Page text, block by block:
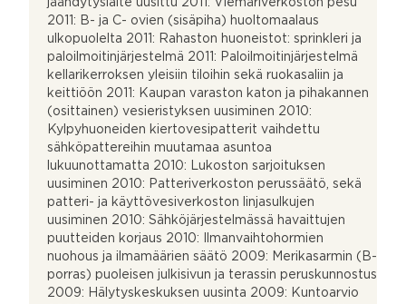
jäähdytyslaite uusittu 2011: Viemäriverkoston pesu
2011: B- ja C- ovien (sisäpiha) huoltomaalaus
ulkopuolelta 2011: Rahaston huoneistot: sprinkleri ja
paloilmoitinjärjestelmä 2011: Paloilmoitinjärjestelmä
kellarikerroksen yleisiin tiloihin sekä ruokasaliin ja
keittiöön 2011: Kaupan varaston katon ja pihakannen
(osittainen) vesieristyksen uusiminen 2010:
Kylpyhuoneiden kiertovesipatterit vaihdettu
sähköpattereihin muutamaa asuntoa
lukuunottamatta 2010: Lukoston sarjoituksen
uusiminen 2010: Patteriverkoston perussäätö, sekä
patteri- ja käyttövesiverkoston linjasulkujen
uusiminen 2010: Sähköjärjestelmässä havaittujen
puutteiden korjaus 2010: Ilmanvaihtohormien
nuohous ja ilmamäärien säätö 2009: Merikasarmin (B-
porras) puoleisen julkisivun ja terassin peruskunnostus
2009: Hälytyskeskuksen uusinta 2009: Kuntoarvio